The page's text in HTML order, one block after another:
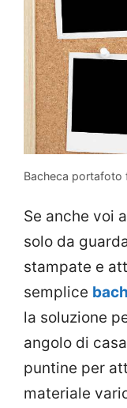
Bacheca portafoto
Se anche voi
solo da
stampate e
semplice
la soluzione
angolo di
puntine per
materiale